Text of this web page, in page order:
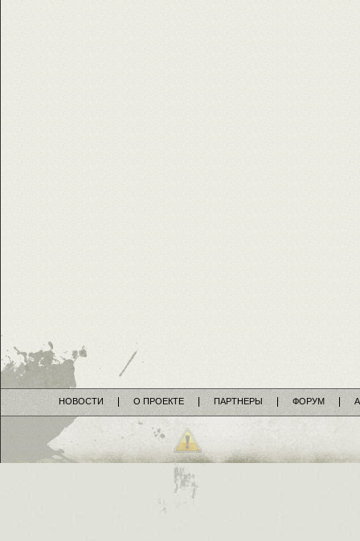
НОВОСТИ О ПРОЕКТЕ ПАРТНЕРЫ ФОРУМ